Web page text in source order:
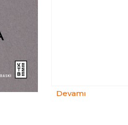
Wall Street Journal
Devamı